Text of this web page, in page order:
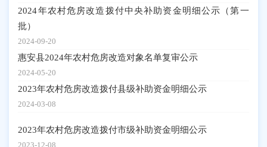
2024年农村危房改造拨付中央补助资金明细公示（第一
批）
2024-09-20
惠安县2024年农村危房改造对象名单复审公示
2024-05-20
2023年农村危房改造拨付县级补助资金明细公示
2024-03-08
2023年农村危房改造拨付市级补助资金明细公示
2023-12-08